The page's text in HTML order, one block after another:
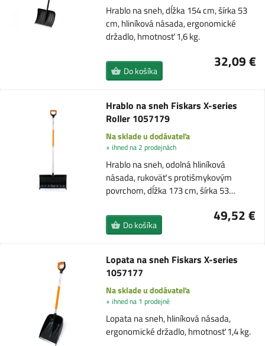
Hrablo na sneh, dĺžka 154 cm, šírka 53
cm, hliníková násada, ergonomické
držadlo, hmotnosť 1,6 kg.
32,09 €
Do košíka
Hrablo na sneh Fiskars X-series
Roller 1057179
Na sklade u dodávateľa
+ ihned na 2 prodejnách
Hrablo na sneh, odolná hliníková
násada, rukoväť s protišmykovým
povrchom, dĺžka 173 cm, šírka 53…
49,52 €
Do košíka
Lopata na sneh Fiskars X-series
1057177
Na sklade u dodávateľa
+ ihned na 1 prodejně
Lopata na sneh, hliníková násada,
ergonomické držadlo, hmotnosť 1,4 kg.